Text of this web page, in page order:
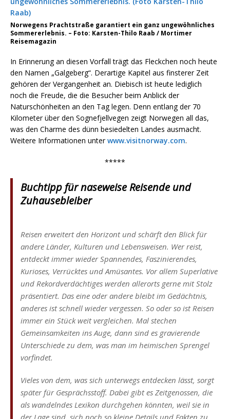
Norwegens Prachtstraße garantiert ein ganz ungewöhnliches
Sommererlebnis. – Foto: Karsten-Thilo Raab / Mortimer
Reisemagazin
In Erinnerung an diesen Vorfall trägt das Fleckchen noch heute
den Namen „Galgeberg“. Derartige Kapitel aus finsterer Zeit
gehören der Vergangenheit an. Diebisch ist heute lediglich
noch die Freude, die die Besucher beim Anblick der
Naturschönheiten an den Tag legen. Denn entlang der 70
Kilometer über den Sognefjellvegen zeigt Norwegen all das,
was den Charme des dünn besiedelten Landes ausmacht.
Weitere Informationen unterwww.visitnorway.com.
*****
Buchtipp für naseweise Reisende und
Zuhausebleiber
Reisen erweitert den Horizont und schärft den Blick für
andere Länder, Kulturen und Lebensweisen. Wer reist,
entdeckt immer wieder Spannendes, Faszinierendes,
Kurioses, Verrücktes und Amüsantes. Vor allem Superlative
und Rekordverdächtiges werden allerorts gerne mit Stolz
präsentiert. Das eine oder andere bleibt im Gedächtnis,
anderes ist schnell wieder vergessen. So oder so ist Reisen
immer ein Stück weit vergleichen. Mal stechen
Gemeinsamkeiten ins Auge, dann sind es gravierende
Unterschiede zu dem, was man im heimischen Sprengel
vorfindet.
Vieles von dem, was sich unterwegs entdecken lässt, sorgt
später für Gesprächsstoff. Dabei gibt es Zeitgenossen, die
als wandelndes Lexikon durchgehen könnten, weil sie in
der Lage sind, sich noch so kleine Details und Fakten zu